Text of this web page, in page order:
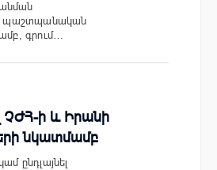
պաշտպանական
գրում…
ՉԺՀ-ի և Իրանի
նկատմամբ
ընդլայնել